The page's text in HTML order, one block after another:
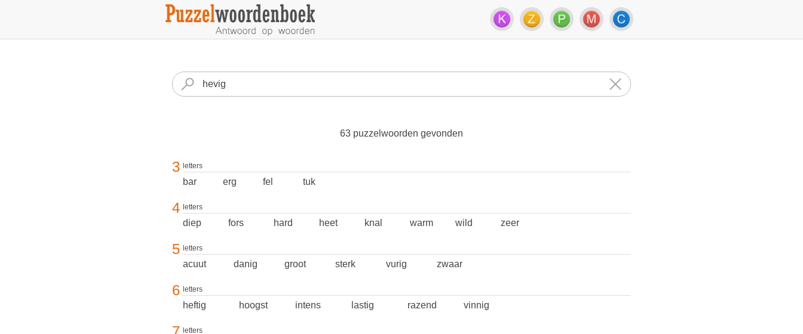
63 puzzelwoorden gevonden
3 letters
bar erg fel tuk
4 letters
diep fors hard heet knal warm wild zeer
5 letters
acuut danig groot sterk vurig zwaar
6 letters
heftig hoogst intens lastig razend vinnig
letters